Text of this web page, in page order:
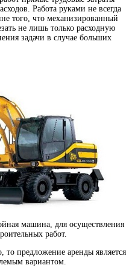
Работа руками не всегда
того, что механизированный
не лишь только расходную
задачи в случае больших
машина, для осуществления
работ.
то предложение аренды является
вариантом.